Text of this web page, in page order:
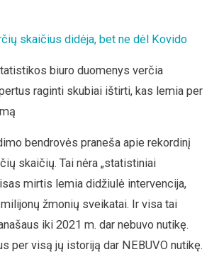
skaičius didėja, bet ne dėl Kovido
biuro duomenys verčia
raginti skubiai ištirti, kas lemia per
bendrovės praneša apie rekordinį
skaičių. Tai nėra „statistiniai
mirtis lemia didžiulė intervencija,
žmonių sveikatai. Ir visa tai
iki 2021 m. dar nebuvo nutikę.
per visą jų istoriją dar NEBUVO nutikę.